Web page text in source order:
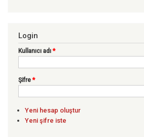
Login
Kullanıcı adı*
Şifre*
Yeni hesap oluştur
Yeni şifre iste